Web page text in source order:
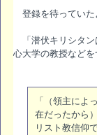
登録を待っていた
「潜伏キリシタン
心大学の教授など
「（領主によ
在だったから
リスト教信仰